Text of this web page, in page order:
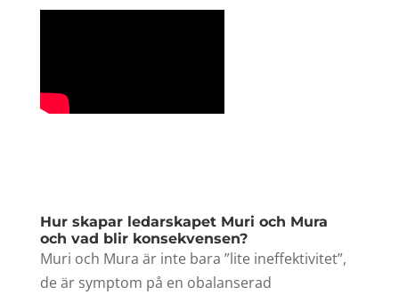
Hur skapar ledarskapet Muri och Mura
och vad blir konsekvensen?
Muri och Mura är inte bara ”lite ineffektivitet”,
de är symptom på en obalanserad